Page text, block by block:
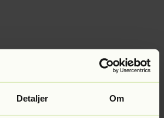
Detaljer Om